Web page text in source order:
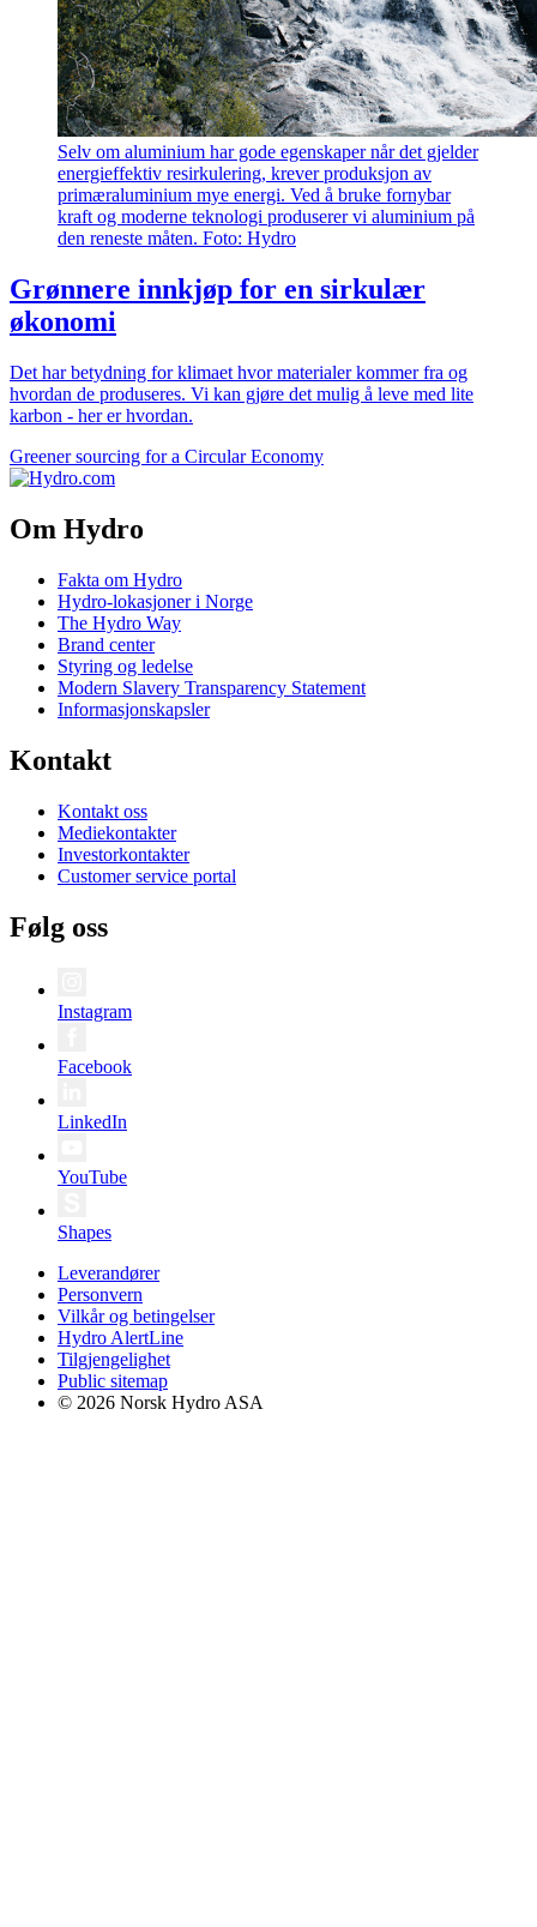
Selv om aluminium har gode egenskaper når det gjelder
energieffektiv resirkulering, krever produksjon av
primæraluminium mye energi. Ved å bruke fornybar
kraft og moderne teknologi produserer vi aluminium på
den reneste måten. Foto: Hydro
Grønnere innkjøp for en sirkulær
økonomi
Det har betydning for klimaet hvor materialer kommer fra og
hvordan de produseres. Vi kan gjøre det mulig å leve med lite
karbon - her er hvordan.
Greener sourcing for a Circular Economy
Om Hydro
Fakta om Hydro
Hydro-lokasjoner i Norge
The Hydro Way
Brand center
Styring og ledelse
Modern Slavery Transparency Statement
Informasjonskapsler
Kontakt
Kontakt oss
Mediekontakter
Investorkontakter
Customer service portal
Følg oss
Instagram
Facebook
LinkedIn
YouTube
Shapes
Leverandører
Personvern
Vilkår og betingelser
Hydro AlertLine
Tilgjengelighet
Public sitemap
© 2026 Norsk Hydro ASA